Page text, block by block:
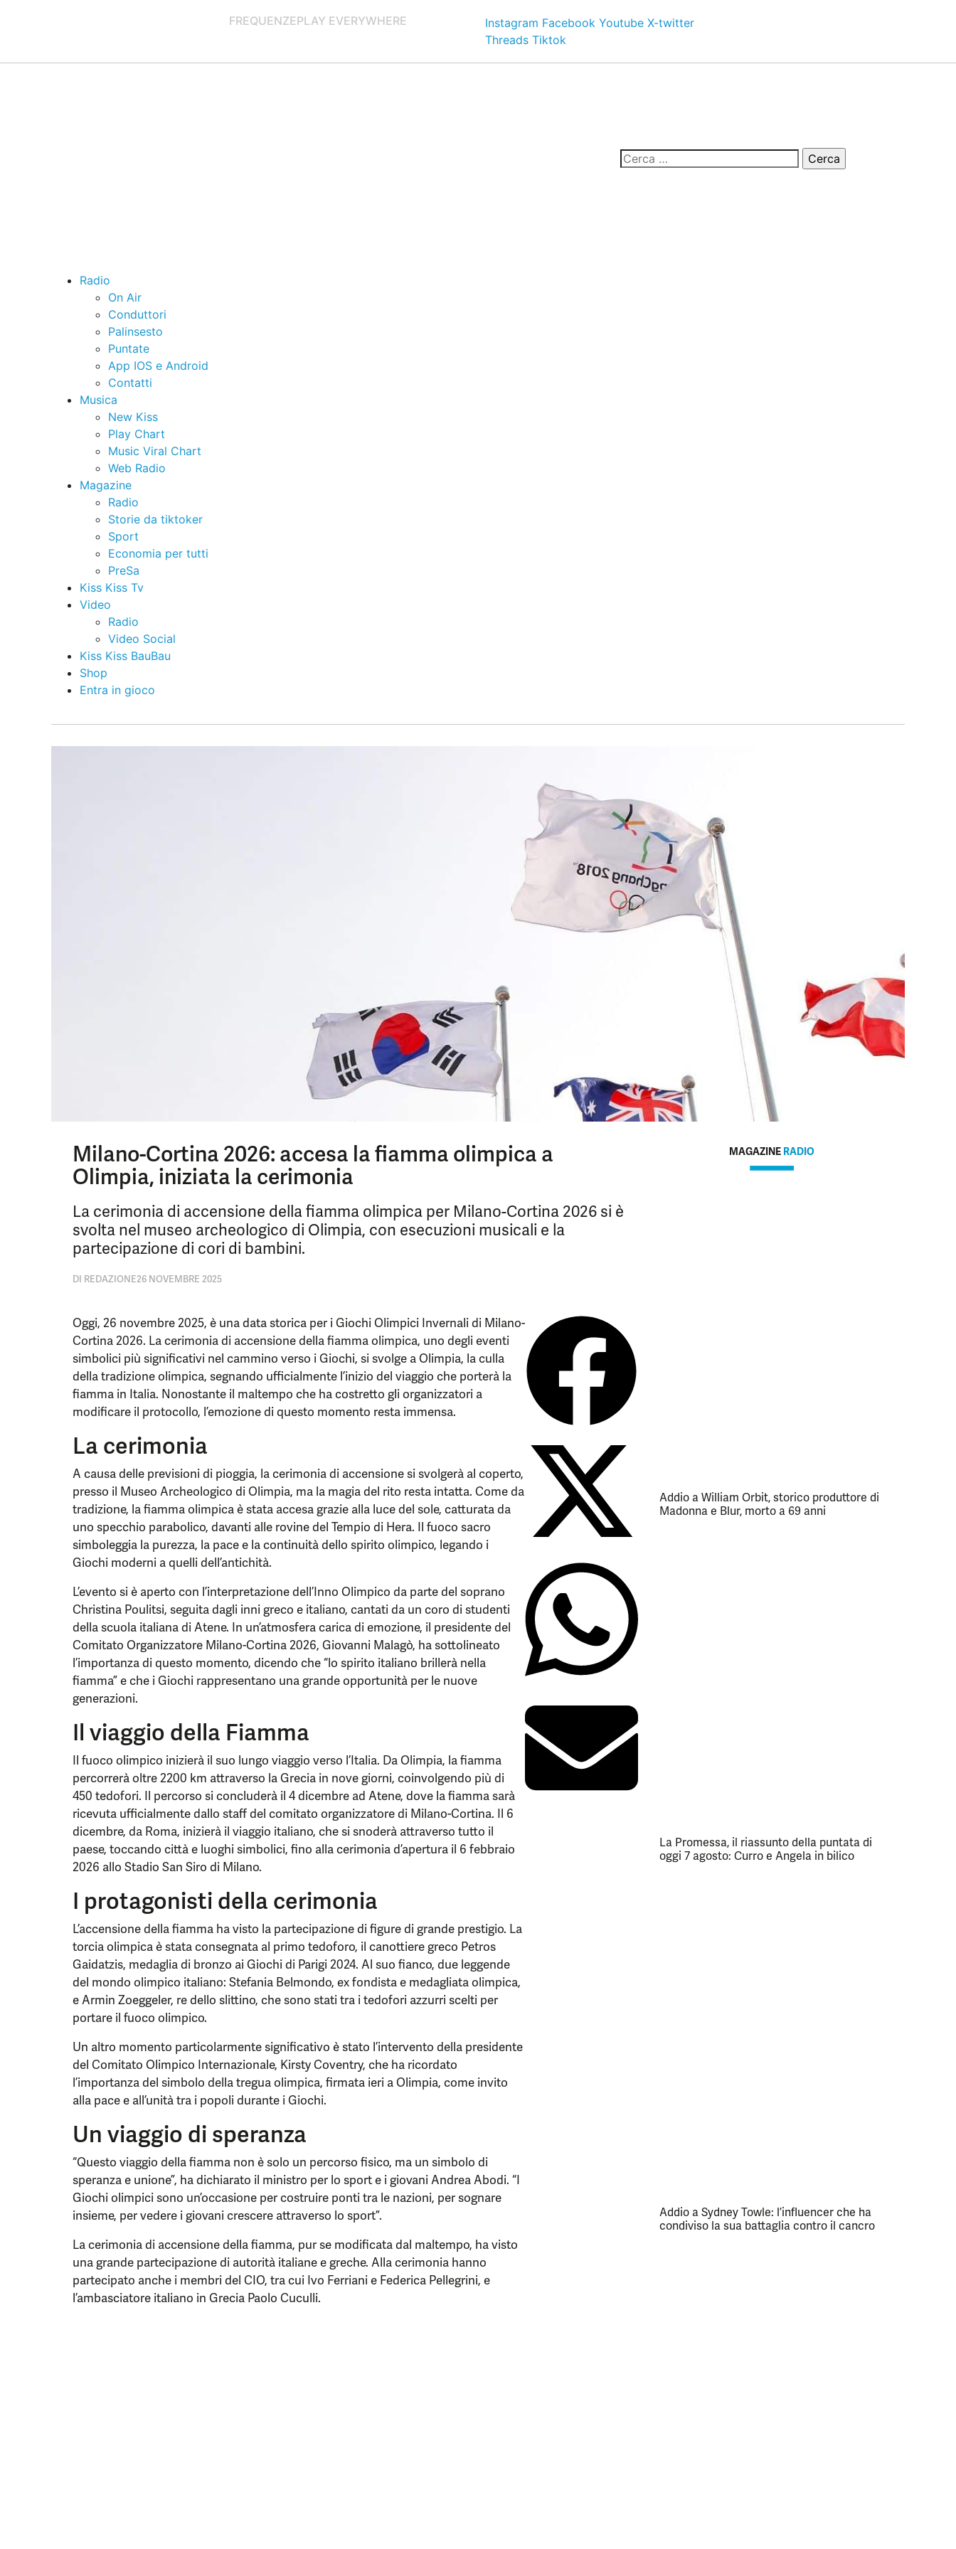
FREQUENZEPLAY EVERYWHERE Instagram Facebook Youtube X-twitter
Threads Tiktok
Radio
On Air
Conduttori
Palinsesto
Puntate
App IOS e Android
Contatti
Musica
New Kiss
Play Chart
Music Viral Chart
Web Radio
Magazine
Radio
Storie da tiktoker
Sport
Economia per tutti
PreSa
Kiss Kiss Tv
Video
Radio
Video Social
Kiss Kiss BauBau
Shop
Entra in gioco
Milano-Cortina 2026: accesa la fiamma olimpica a
Olimpia, iniziata la cerimonia
La cerimonia di accensione della fiamma olimpica per Milano-Cortina 2026 si è
svolta nel museo archeologico di Olimpia, con esecuzioni musicali e la
partecipazione di cori di bambini.
DI REDAZIONE26 NOVEMBRE 2025
Oggi, 26 novembre 2025, è una data storica per i Giochi Olimpici Invernali di Milano-
Cortina 2026. La cerimonia di accensione della fiamma olimpica, uno degli eventi
simbolici più significativi nel cammino verso i Giochi, si svolge a Olimpia, la culla
della tradizione olimpica, segnando ufficialmente l’inizio del viaggio che porterà la
fiamma in Italia. Nonostante il maltempo che ha costretto gli organizzatori a
modificare il protocollo, l’emozione di questo momento resta immensa.
La cerimonia
A causa delle previsioni di pioggia, la cerimonia di accensione si svolgerà al coperto,
presso il Museo Archeologico di Olimpia, ma la magia del rito resta intatta. Come da
tradizione, la fiamma olimpica è stata accesa grazie alla luce del sole, catturata da
uno specchio parabolico, davanti alle rovine del Tempio di Hera. Il fuoco sacro
simboleggia la purezza, la pace e la continuità dello spirito olimpico, legando i
Giochi moderni a quelli dell’antichità.
L’evento si è aperto con l’interpretazione dell’Inno Olimpico da parte del soprano
Christina Poulitsi, seguita dagli inni greco e italiano, cantati da un coro di studenti
della scuola italiana di Atene. In un’atmosfera carica di emozione, il presidente del
Comitato Organizzatore Milano-Cortina 2026, Giovanni Malagò, ha sottolineato
l’importanza di questo momento, dicendo che “lo spirito italiano brillerà nella
fiamma” e che i Giochi rappresentano una grande opportunità per le nuove
generazioni.
Il viaggio della Fiamma
Il fuoco olimpico inizierà il suo lungo viaggio verso l’Italia. Da Olimpia, la fiamma
percorrerà oltre 2200 km attraverso la Grecia in nove giorni, coinvolgendo più di
450 tedofori. Il percorso si concluderà il 4 dicembre ad Atene, dove la fiamma sarà
ricevuta ufficialmente dallo staff del comitato organizzatore di Milano-Cortina. Il 6
dicembre, da Roma, inizierà il viaggio italiano, che si snoderà attraverso tutto il
paese, toccando città e luoghi simbolici, fino alla cerimonia d’apertura il 6 febbraio
2026 allo Stadio San Siro di Milano.
I protagonisti della cerimonia
L’accensione della fiamma ha visto la partecipazione di figure di grande prestigio. La
torcia olimpica è stata consegnata al primo tedoforo, il canottiere greco Petros
Gaidatzis, medaglia di bronzo ai Giochi di Parigi 2024. Al suo fianco, due leggende
del mondo olimpico italiano: Stefania Belmondo, ex fondista e medagliata olimpica,
e Armin Zoeggeler, re dello slittino, che sono stati tra i tedofori azzurri scelti per
portare il fuoco olimpico.
Un altro momento particolarmente significativo è stato l’intervento della presidente
del Comitato Olimpico Internazionale, Kirsty Coventry, che ha ricordato
l’importanza del simbolo della tregua olimpica, firmata ieri a Olimpia, come invito
alla pace e all’unità tra i popoli durante i Giochi.
Un viaggio di speranza
“Questo viaggio della fiamma non è solo un percorso fisico, ma un simbolo di
speranza e unione”, ha dichiarato il ministro per lo sport e i giovani Andrea Abodi. “I
Giochi olimpici sono un’occasione per costruire ponti tra le nazioni, per sognare
insieme, per vedere i giovani crescere attraverso lo sport”.
La cerimonia di accensione della fiamma, pur se modificata dal maltempo, ha visto
una grande partecipazione di autorità italiane e greche. Alla cerimonia hanno
partecipato anche i membri del CIO, tra cui Ivo Ferriani e Federica Pellegrini, e
l’ambasciatore italiano in Grecia Paolo Cuculli.
MAGAZINE RADIO
Addio a William Orbit, storico produttore di
Madonna e Blur, morto a 69 anni
La Promessa, il riassunto della puntata di
oggi 7 agosto: Curro e Angela in bilico
Addio a Sydney Towle: l’influencer che ha
condiviso la sua battaglia contro il cancro